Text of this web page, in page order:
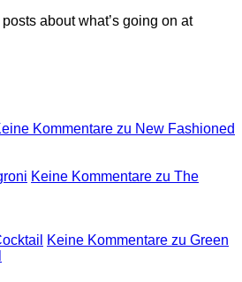
about what’s going on at
Kommentare zu New Fashioned
Keine Kommentare zu The
Keine Kommentare zu Green